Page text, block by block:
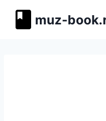
muz-